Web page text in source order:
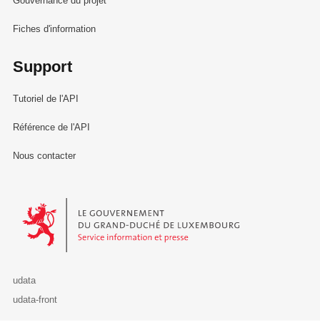
Fiches d'information
Support
Tutoriel de l'API
Référence de l'API
Nous contacter
Le Gouvernement du Grand-Duché de Luxembourg - Service
udata
udata-front